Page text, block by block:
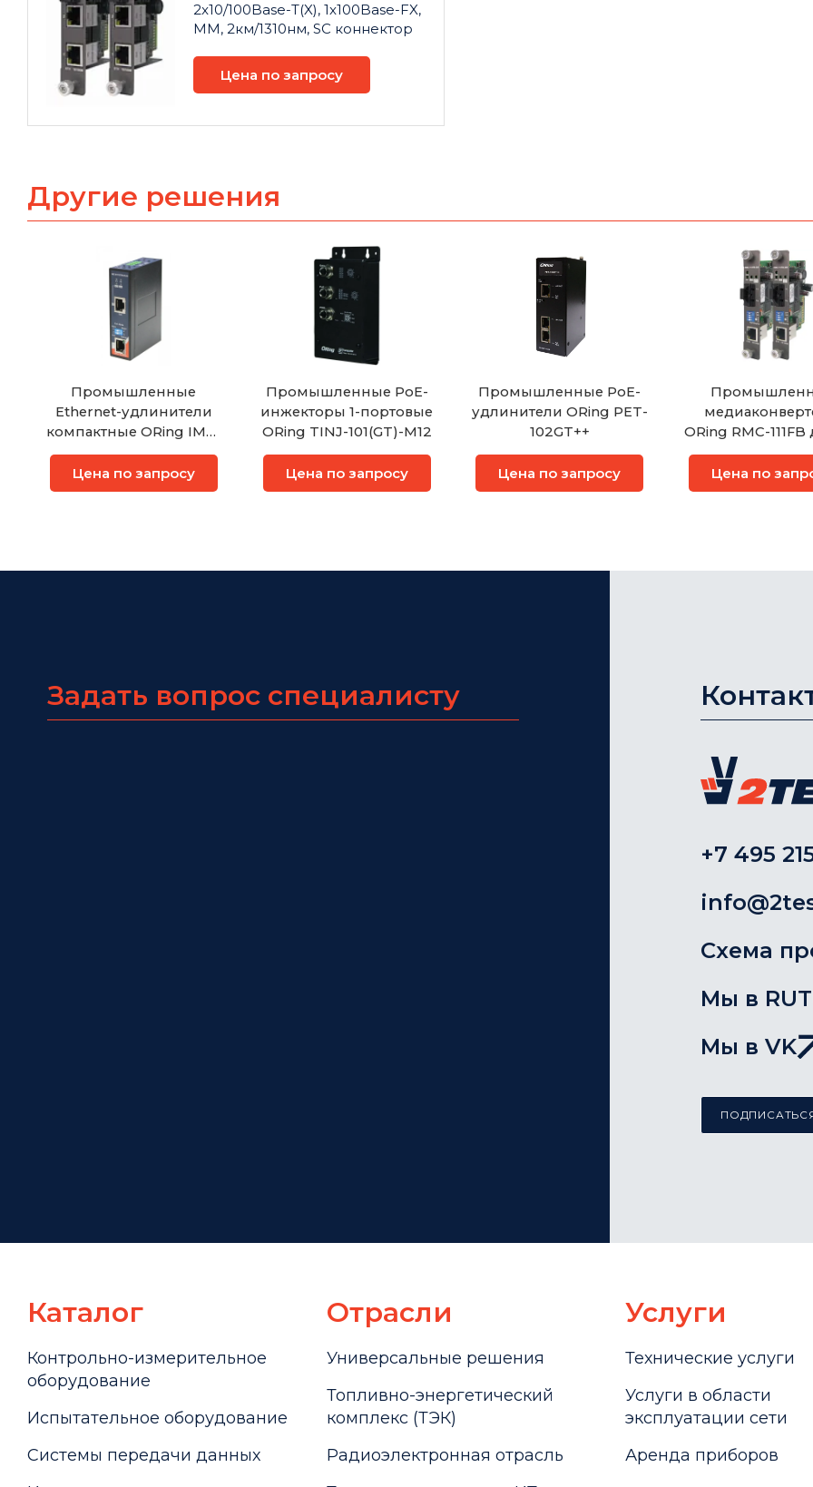
2x10/100Base-T(X), 1x100Base-FX,
MM, 2км/1310нм, SC коннектор
Цена по запросу
Другие решения
Промышленные
Ethernet-удлинители
компактные ORing IMC-
B111ETB
Цена по запросу
Промышленные PoE-
инжекторы 1-портовые
ORing TINJ-101(GT)-M12
Цена по запросу
Промышленные PoE-
удлинители ORing PET-
102GT++
Цена по запросу
ORing RMC-111FB
слотовой
RMC-1000
Цена по
Задать вопрос специалисту
+7 495
Схема
Мы в
Мы в VK
Каталог
Контрольно-измерительное
оборудование
Испытательное оборудование
Системы передачи данных
Отрасли
Универсальные решения
Топливно-энергетический
комплекс (ТЭК)
Радиоэлектронная отрасль
Услуги
Технические услуги
Услуги в области
эксплуатации сети
Аренда приборов